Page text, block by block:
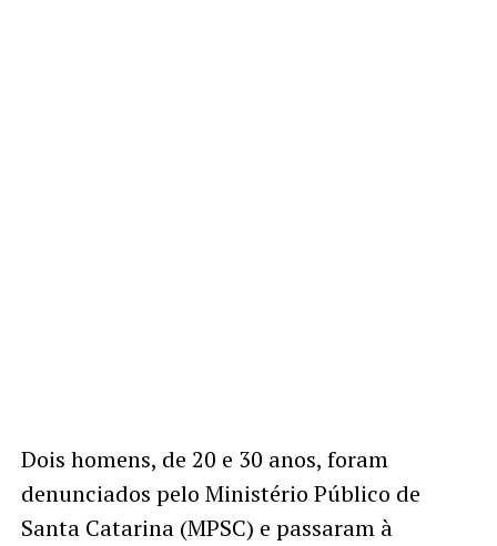
Dois homens, de 20 e 30 anos, foram
denunciados pelo Ministério Público de
Santa Catarina (MPSC) e passaram à